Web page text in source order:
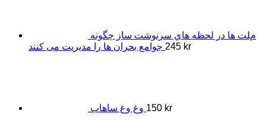
مﻠﺖ ﻫﺎ در ﻟﺤﻈﻪ ﻫﺎي ﺳﺮﻧﻮﺷﺖ ﺳﺎز ﭼﮕﻮﻧﻪ
ﺟﻮاﻣﻊ ﺑﺤﺮان ﻫﺎ را ﻣﺪﯾﺮﯾﺖ ﻣﯽ ﮐﻨﻨﺪ 245 kr
وغ وغ ساهاب 150 kr